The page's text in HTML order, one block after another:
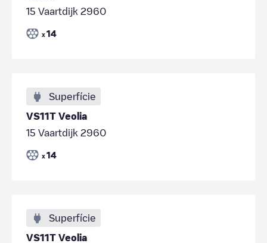
15 Vaartdijk 2960
x 14
Superfície
VS11T Veolia
15 Vaartdijk 2960
x 14
Superfície
VS11T Veolia